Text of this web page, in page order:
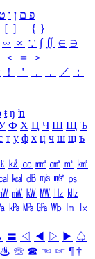
פ ם ן ו
［ ］ ｛ ｝
∽ ∝ ∵ ∫ ∬ ∈ ∋
＜ ＝
＞
！ ＇ ， ． ／
：
ŧ ŋ ŉ
Ф Х Ц Ч Ш Щ Ъ
т у ф х ц ч ш щ ъ
ℓ ㎘ ㏄ ㎣ ㎤ ㎥ ㎦
㎉ ㏈ ㎧ ㎨ ㎰
㎽ ㎾ ㎿ ㎐ ㎑
㎪ ㎫ ㎬ ㏝ ㏐
㏓
〓 ◁ ◀ ▷ ▶ ♤
♨ ☏ ☎ ☜ ☞ ¶ †